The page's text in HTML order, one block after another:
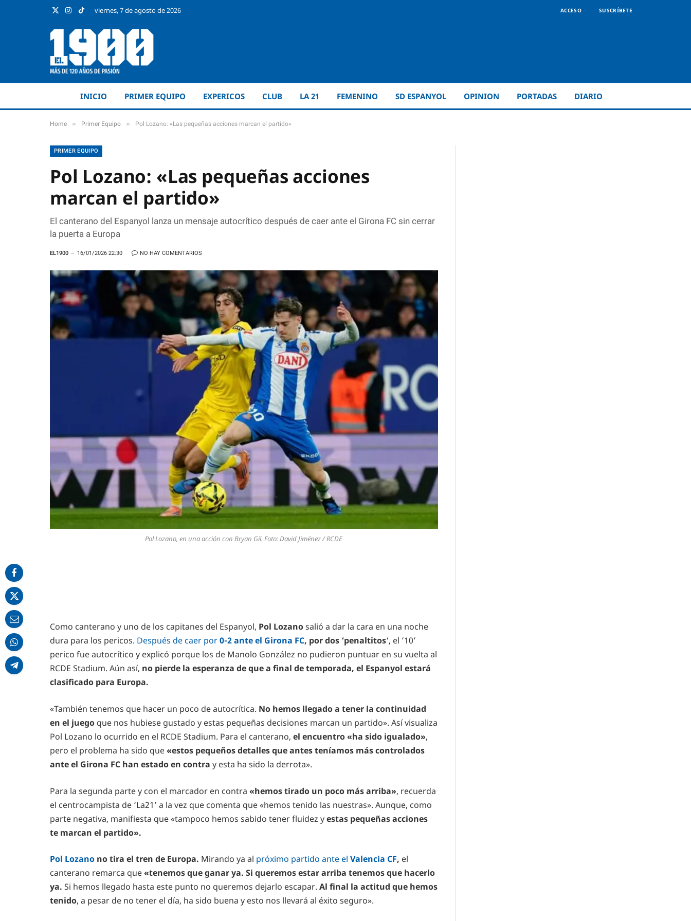
X
Instagram
TikTokviernes, 7 de agosto de 2026 ACCESO SUSCRÍBETE
INICIO PRIMER EQUIPO EXPERICOS CLUB LA 21 FEMENINO SD ESPANYOL OPINION PORTADAS DIARIO
Home » Primer Equipo » Pol Lozano: «Las pequeñas acciones marcan el partido»
PRIMER EQUIPO
Pol Lozano: «Las pequeñas acciones
marcan el partido»
El canterano del Espanyol lanza un mensaje autocrítico después de caer ante el Girona FC sin cerrar
la puerta a Europa
EL1900 16/01/2026 22:30 NO HAY COMENTARIOS
Pol Lozano, en una acción con Bryan Gil. Foto: David Jiménez / RCDE
Como canterano y uno de los capitanes del Espanyol, Pol Lozanosalió a dar la cara en una noche
dura para los pericos. Después de caer por0-2 ante el Girona FC, por dos ‘penaltitos‘, el ’10’
perico fue autocrítico y explicó porque los de Manolo González no pudieron puntuar en su vuelta al
RCDE Stadium. Aún así, no pierde la esperanza de que a final de temporada, el Espanyol estará
clasificado para Europa.
«También tenemos que hacer un poco de autocrítica. No hemos llegado a tener la continuidad
en el juego que nos hubiese gustado y estas pequeñas decisiones marcan un partido». Así visualiza
Pol Lozano lo ocurrido en el RCDE Stadium. Para el canterano, el encuentro «ha sido igualado»,
pero el problema ha sido que«estos pequeños detalles que antes teníamos más controlados
ante el Girona FC han estado en contra y esta ha sido la derrota».
Para la segunda parte y con el marcador en contra «hemos tirado un poco más arriba», recuerda
el centrocampista de ‘La21’ a la vez que comenta que «hemos tenido las nuestras». Aunque, como
parte negativa, manifiesta que «tampoco hemos sabido tener fluidez yestas pequeñas acciones
te marcan el partido».
Pol Lozano no tira el tren de Europa. Mirando ya al próximo partido ante el Valencia CF, el
canterano remarca que«tenemos que ganar ya. Si queremos estar arriba tenemos que hacerlo
ya. Si hemos llegado hasta este punto no queremos dejarlo escapar. Al final la actitud que hemos
tenido, a pesar de no tener el día, ha sido buena y esto nos llevará al éxito seguro».